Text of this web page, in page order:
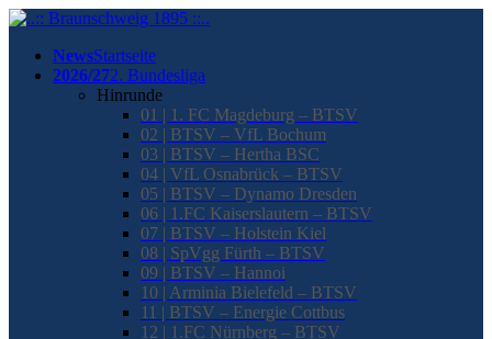
NewsStartseite
2026/272. Bundesliga
Hinrunde
01 | 1. FC Magdeburg – BTSV
02 | BTSV – VfL Bochum
03 | BTSV – Hertha BSC
04 | VfL Osnabrück – BTSV
05 | BTSV – Dynamo Dresden
06 | 1.FC Kaiserslautern – BTSV
07 | BTSV – Holstein Kiel
08 | SpVgg Fürth – BTSV
09 | BTSV – Hannoi
10 | Arminia Bielefeld – BTSV
11 | BTSV – Energie Cottbus
12 | 1.FC Nürnberg – BTSV